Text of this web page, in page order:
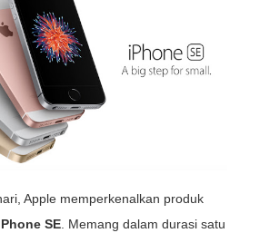
Apple memperkenalkan produk
SE . Memang dalam durasi satu